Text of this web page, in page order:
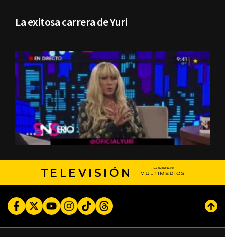
La exitosa carrera de Yuri
TELEVISIÓN
FacebookTwitterYoutubeInstagram
TikTokThreads